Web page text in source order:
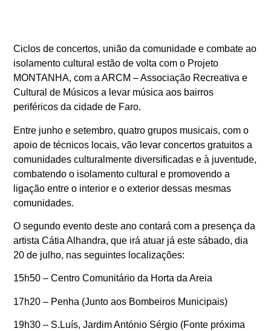
Ciclos de concertos, união da comunidade e combate ao
isolamento cultural estão de volta com o Projeto
MONTANHA, com a ARCM – Associação Recreativa e
Cultural de Músicos a levar música aos bairros
periféricos da cidade de Faro.
Entre junho e setembro, quatro grupos musicais, com o
apoio de técnicos locais, vão levar concertos gratuitos a
comunidades culturalmente diversificadas e à juventude,
combatendo o isolamento cultural e promovendo a
ligação entre o interior e o exterior dessas mesmas
comunidades.
O segundo evento deste ano contará com a presença da
artista Cátia Alhandra, que irá atuar já este sábado, dia
20 de julho, nas seguintes localizações:
15h50 – Centro Comunitário da Horta da Areia
17h20 – Penha (Junto aos Bombeiros Municipais)
19h30 – S.Luís, Jardim António Sérgio (Fonte próxima